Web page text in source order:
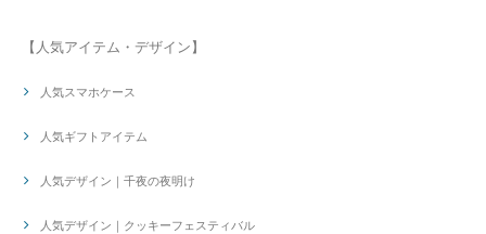
【人気アイテム・デザイン】
人気スマホケース
人気ギフトアイテム
人気デザイン｜千夜の夜明け
人気デザイン｜クッキーフェスティバル